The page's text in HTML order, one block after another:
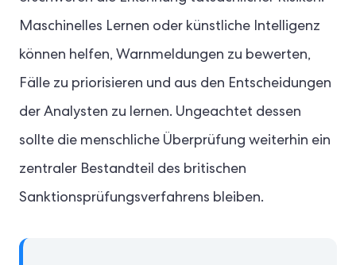
Maschinelles Lernen oder künstliche Intelligenz
können helfen, Warnmeldungen zu bewerten,
Fälle zu priorisieren und aus den Entscheidungen
der Analysten zu lernen. Ungeachtet dessen
sollte die menschliche Überprüfung weiterhin ein
zentraler Bestandteil des britischen
Sanktionsprüfungsverfahrens bleiben.